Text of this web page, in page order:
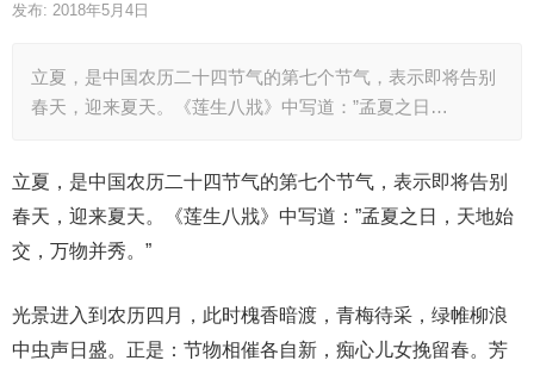
发布: 2018年5月4日
立夏，是中国农历二十四节气的第七个节气，表示即将告别
春天，迎来夏天。《莲生八戕》中写道：”孟夏之日…
立夏，是中国农历二十四节气的第七个节气，表示即将告别
春天，迎来夏天。《莲生八戕》中写道：”孟夏之日，天地始
交，万物并秀。”
光景进入到农历四月，此时槐香暗渡，青梅待采，绿帷柳浪
中虫声日盛。正是：节物相催各自新，痴心儿女挽留春。芳